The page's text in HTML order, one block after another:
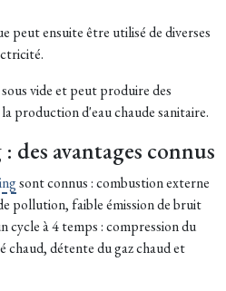
peut ensuite être utilisé de diverses
vide et peut produire des
production d'eau chaude sanitaire.
avantages connus
sont connus : combustion externe
pollution, faible émission de bruit
cycle à 4 temps : compression du
détente du gaz chaud et